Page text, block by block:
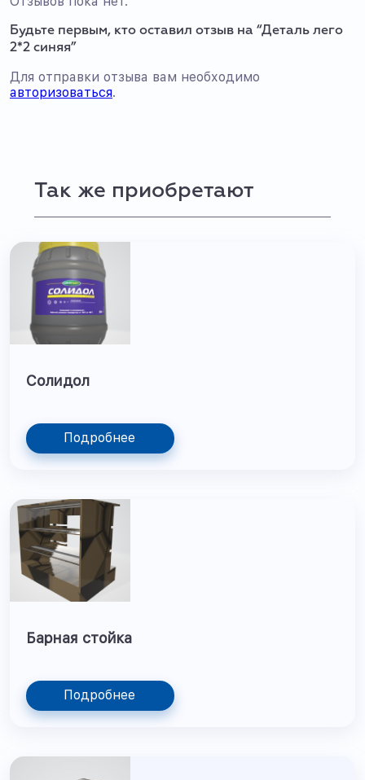
Будьте первым, кто оставил отзыв на “Деталь лего
2*2 синяя”
Для отправки отзыва вам необходимо
авторизоваться.
Так же приобретают
Солидол
Подробнее
Барная стойка
Подробнее